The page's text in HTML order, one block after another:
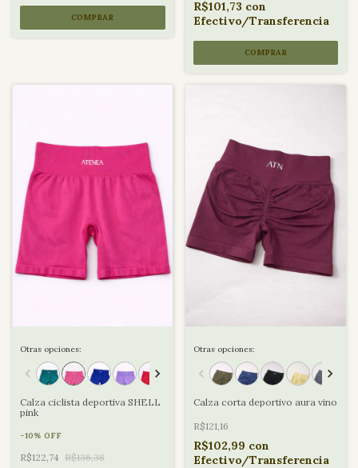
COMPRAR
R$101,73 con
Efectivo/Transferencia
COMPRAR
Otras opciones:
Calza ciclista deportiva SHELL
pink
-10% OFF
R$122,74 R$136,38
Otras opciones:
Calza corta deportivo aura vino
R$121,16
R$102,99 con
Efectivo/Transferencia